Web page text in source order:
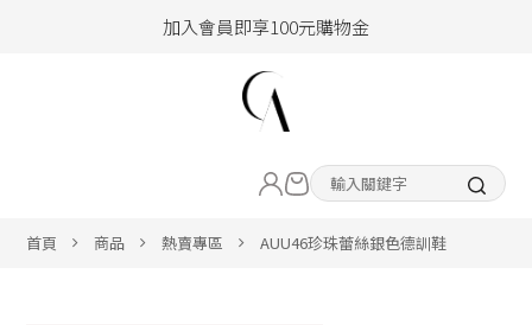
加入會員即享100元購物金
2026年新品大上架！把時髦變成日常
加入會員即享100元購物金
首頁 商品 熱賣專區 AUU46珍珠蕾絲銀色德訓鞋